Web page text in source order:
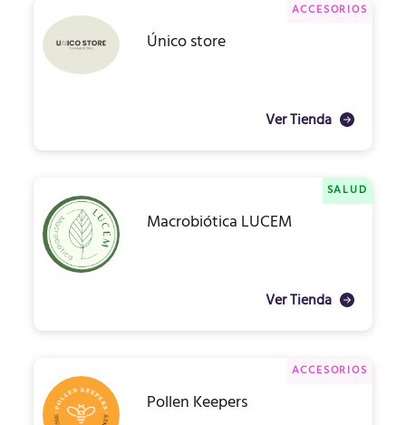
ACCESORIOS
Único store
Ver Tienda
SALUD
Macrobiótica LUCEM
Ver Tienda
ACCESORIOS
Pollen Keepers